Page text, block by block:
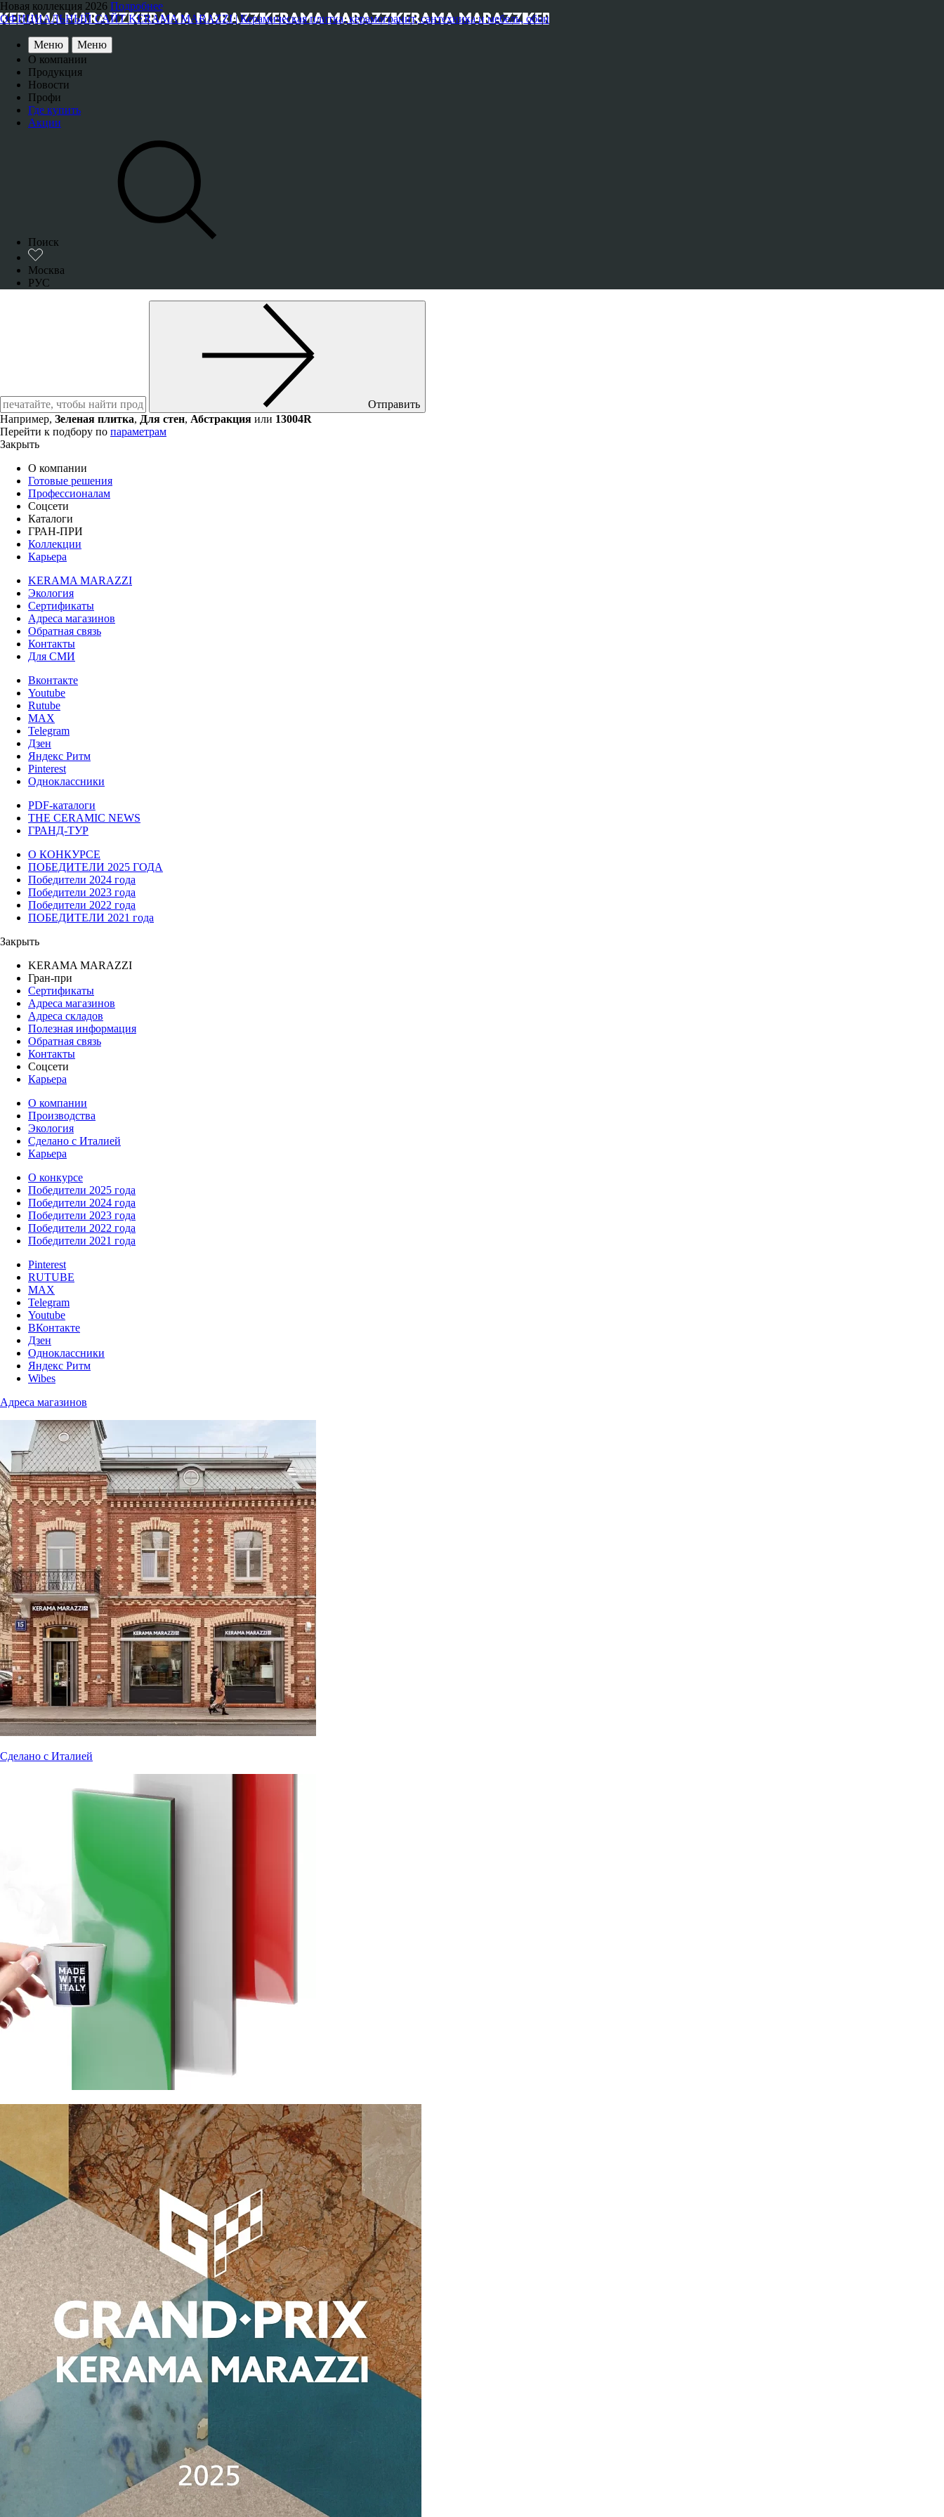
Новая коллекция 2026 Подробнее
ОФИЦИАЛЬНЫЙ САЙТ KERAMA MARAZZI | Керамическая плитка, керамогранит, сантехника и мебель, обои
Меню
Меню
О компании
Продукция
Новости
Профи
Где купить
Акции
Поиск
Москва
РУС
Отправить
Например, Зеленая плитка, Для стен, Абстракция или 13004R
Перейти к подбору по параметрам
Закрыть
О компании
Готовые решения
Профессионалам
Соцсети
Каталоги
ГРАН-ПРИ
Коллекции
Карьера
KERAMA MARAZZI
Экология
Сертификаты
Адреса магазинов
Обратная связь
Контакты
Для СМИ
Вконтакте
Youtube
Rutube
MAX
Telegram
Дзен
Яндекс Ритм
Pinterest
Одноклассники
PDF-каталоги
THE CERAMIC NEWS
ГРАНД-ТУР
О КОНКУРСЕ
ПОБЕДИТЕЛИ 2025 ГОДА
Победители 2024 года
Победители 2023 года
Победители 2022 года
ПОБЕДИТЕЛИ 2021 года
Закрыть
KERAMA MARAZZI
Гран-при
Сертификаты
Адреса магазинов
Адреса складов
Полезная информация
Обратная связь
Контакты
Соцсети
Карьера
О компании
Производства
Экология
Сделано с Италией
Карьера
О конкурсе
Победители 2025 года
Победители 2024 года
Победители 2023 года
Победители 2022 года
Победители 2021 года
Pinterest
RUTUBE
MAX
Telegram
Youtube
ВКонтакте
Дзен
Одноклассники
Яндекс Ритм
Wibes
Адреса магазинов
Сделано с Италией